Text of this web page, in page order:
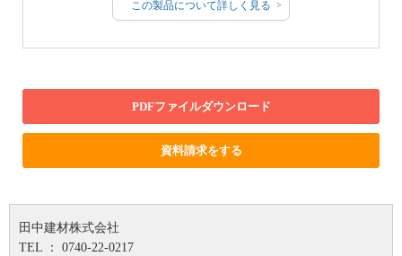
この製品について詳しく見る
PDFファイルダウンロード
資料請求をする
田中建材株式会社
TEL ： 0740-22-0217